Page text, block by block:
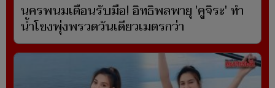
นครพนมเตือนรับมือ! อิทธิพลพายุ 'คูจิระ' ทำ
น้ำโขงพุ่งพรวดวันเดียวเมตรกว่า